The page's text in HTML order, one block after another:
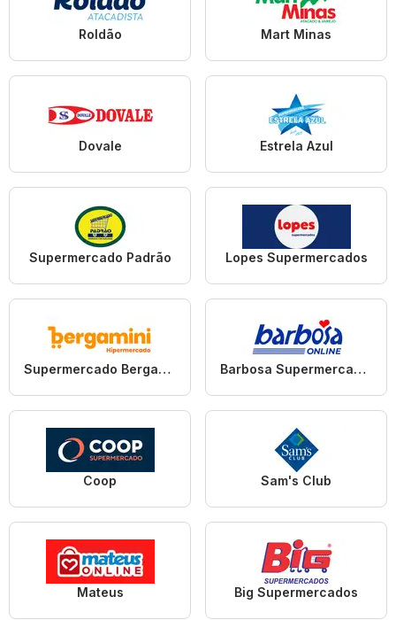
Roldão Mart Minas
Dovale Estrela Azul
Supermercado Padrão Lopes Supermercados
Supermercado Bergamini Barbosa Supermercados
Coop Sam's Club
Mateus Big Supermercados